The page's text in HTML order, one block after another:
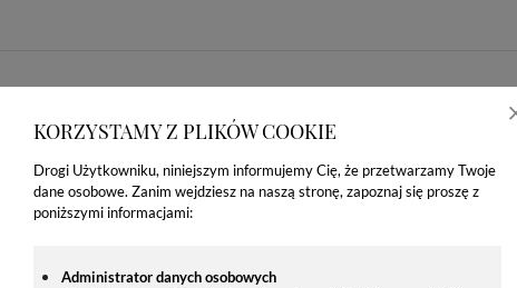
KORZYSTAMY Z PLIKÓW COOKIE
Drogi Użytkowniku, niniejszym informujemy Cię, że przetwarzamy Twoje
dane osobowe. Zanim wejdziesz na naszą stronę, zapoznaj się proszę z
poniższymi informacjami:
Administrator danych osobowych